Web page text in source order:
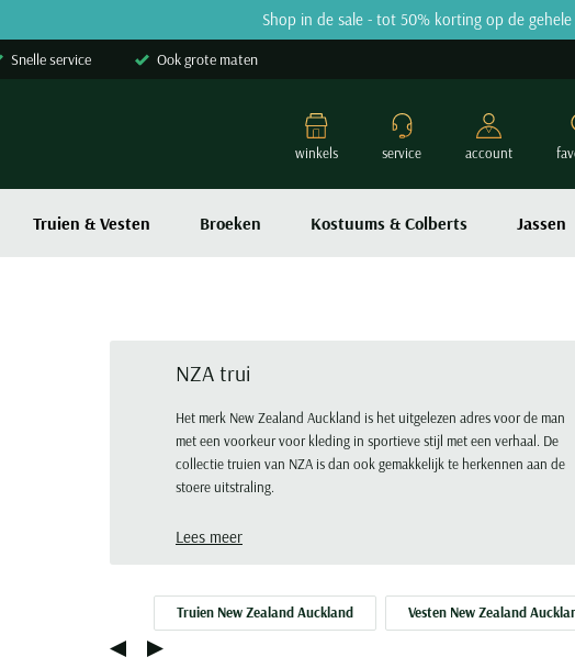
Shop in de sale - tot 50% korting op de gehele
Snelle service Ook grote maten
Truien & Vesten Broeken Kostuums & Colberts Jassen
winkels service account
NZA trui
Het merk New Zealand Auckland is het uitgelezen adres voor de man
met een voorkeur voor kleding in sportieve stijl met een verhaal. De
collectie truien van NZA is dan ook gemakkelijk te herkennen aan de
stoere uitstraling.
Lees meer
Truien New Zealand Auckland Vesten New Zealand